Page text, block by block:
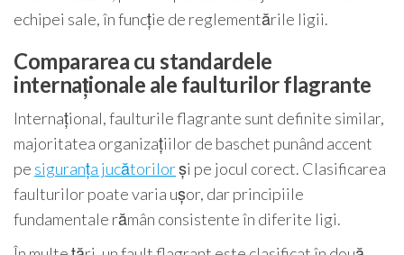
echipei sale, în funcție de reglementările ligii.
Compararea cu standardele
internaționale ale faulturilor flagrante
Internațional, faulturile flagrante sunt definite similar,
majoritatea organizațiilor de baschet punând accent
pe siguranța jucătorilorși pe jocul corect. Clasificarea
faulturilor poate varia ușor, dar principiile
fundamentale rămân consistente în diferite ligi.